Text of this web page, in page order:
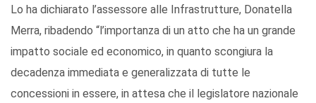
Lo ha dichiarato l’assessore alle Infrastrutture, Donatella
Merra, ribadendo “l’importanza di un atto che ha un grande
impatto sociale ed economico, in quanto scongiura la
decadenza immediata e generalizzata di tutte le
concessioni in essere, in attesa che il legislatore nazionale